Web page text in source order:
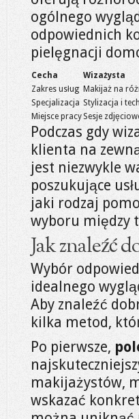
ogólnego
odpowiednich
pielęgnacji
Cecha Wizażysta
Zakres usług Makijaż na
Specjalizacja Stylizacja i
Miejsce pracy Sesje
Podczas gdy
klienta na
jest niezwykle
poszukujące
jaki rodzaj
wyboru między
Jak znaleźć
Wybór
idealnego
Aby znaleźć
kilka metod,
Po pierwsze,
makijażystów,
wskazać